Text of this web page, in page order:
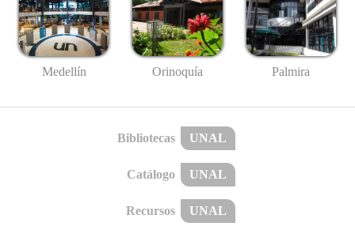
Medellín Orinoquía Palmira
Bibliotecas UNAL
Catálogo UNAL
Recursos UNAL